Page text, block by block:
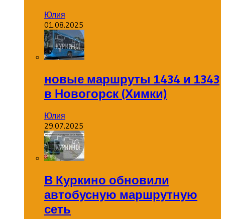
Юлия
01.08.2025
новые маршруты 1434 и 1343
в Новогорск (Химки)
Юлия
29.07.2025
В Куркино обновили
автобусную маршрутную
сеть